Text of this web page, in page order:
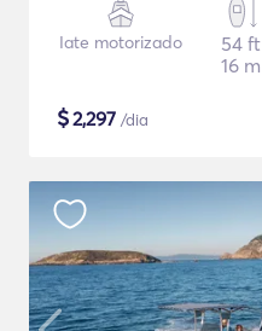
Iate motorizado
54 ft
16 m
$2,297 /dia